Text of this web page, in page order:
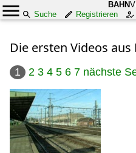
BAHN
Suche
Registrieren
Die ersten Videos
1 2 3 4 5 6 7 nächste